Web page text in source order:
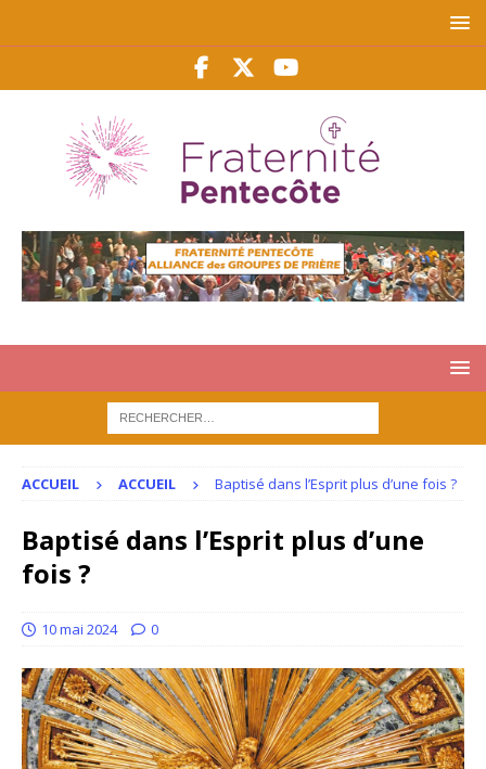
ACCUEIL ACCUEIL Baptisé dans l’Esprit plus d’une fois ?
Baptisé dans l’Esprit plus d’une
fois ?
10 mai 2024 0